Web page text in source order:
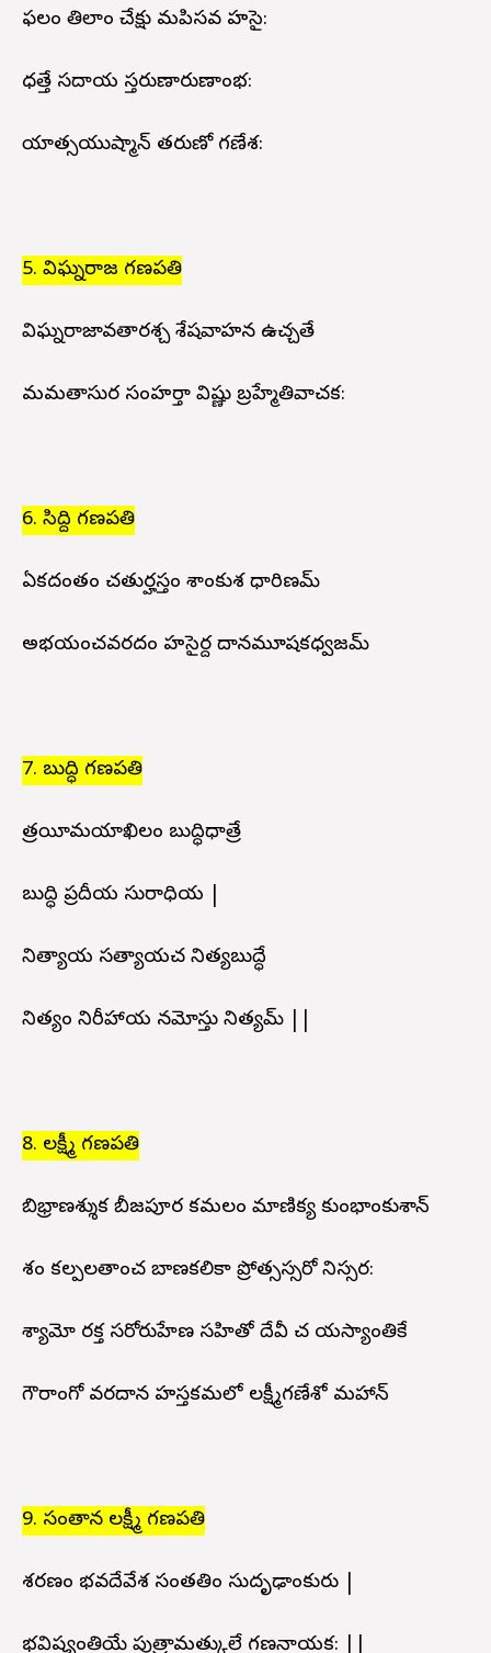
ఫలం తిలాం చేక్షు మపిసవ హసై:
ధత్తే సదాయ స్తరుణారుణాంభ:
పాయాత్సయుష్మాన్ తరుణో గణేశ:
5. విఘ్నరాజ గణపతి
విఘ్నరాజావతారశ్చ శేషవాహన ఉచ్చతే
మమతాసుర సంహర్తా విష్ణు బ్రహ్మేతివాచక:
6. సిద్ది గణపతి
ఏకదంతం చతుర్హస్తం పాశాంకుశ ధారిణమ్
అభయంచవరదం హసైర్ద దానమూషకధ్వజమ్
7. బుద్ధి గణపతి
త్రయీమయాఖిలం బుద్ధిధాత్రే
బుద్ధి ప్రదీపాయ సురాధిపాయ |
నిత్యాయ సత్యాయచ నిత్యబుద్ధే
నిత్యం నిరీహాయ నమోస్తు నిత్యమ్ ||
8. లక్ష్మీ గణపతి
బిభ్రాణశ్శుక బీజపూర కమలం మాణిక్య కుంభాంకుశాన్
పాశం కల్పలతాంచ బాణకలికా ప్రోత్సస్సరో నిస్సర:
శ్యామో రక్త సరోరుహేణ సహితో దేవీ చ యస్యాంతికే
గౌరాంగో వరదాన హస్తకమలో లక్ష్మీగణేశో మహాన్
9. సంతాన లక్ష్మీ గణపతి
శరణం భవదేవేశ సంతతిం సుదృఢాంకురు |
భవిష్యంతియే పుత్రామత్కులే గణనాయక: ||